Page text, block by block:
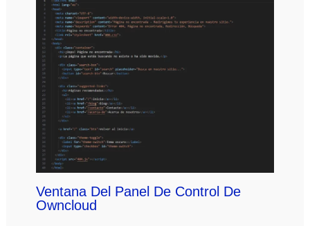
Ventana Del Panel De Control De
Owncloud